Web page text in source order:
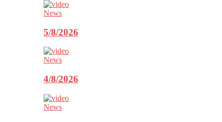
News
5/8/2026
News
4/8/2026
News